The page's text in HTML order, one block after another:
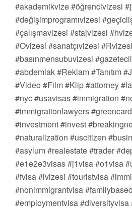
#akademikvize #öğrencivizesi
#değişimprogramıvizesi
#çalışmavizesi #stajvizesi
#Ovizesi #sanatçıvizesi #Rvizesi
#basınmensubuvizesi
#abdemlak #Reklam #Tanıtım
#Video #Film #Klip #attorney
#nyc #usavisas #immigration
#immigrationlawyers
#investment #invest
#naturalization #uscitizen
#asylum #realestate #trader
#e1e2e3visas #j1visa #o1visa
#fvisa #ivizesi #touristvisa
#nonimmigrantvisa
#employmentvisa #diversityvisa